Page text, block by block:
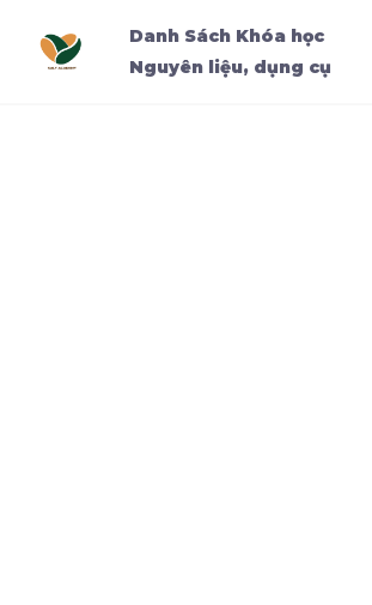
Danh Sách Khóa học
Nguyên liệu, dụng cụ